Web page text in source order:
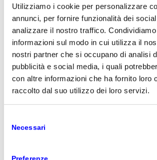
Utilizziamo i cookie per personalizzare
annunci, per fornire funzionalità dei
analizzare il nostro traffico.
informazioni sul modo in cui utilizza il
nostri partner che si occupano di analisi
pubblicità e social media, i quali
con altre informazioni che ha fornito loro
raccolto dal suo utilizzo dei loro servizi.
delNecessari
Indicatori OEE
Il MES si connette a
impianti e utensili per
dati necessari alla
degli indicatori OEE.
Controlla e migliora
derive di processo e
indesiderati della